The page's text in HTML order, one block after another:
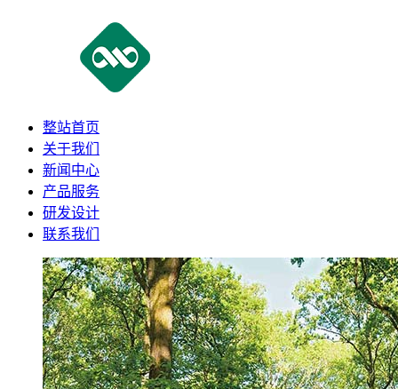
整站首页
关于我们
新闻中心
产品服务
研发设计
联系我们